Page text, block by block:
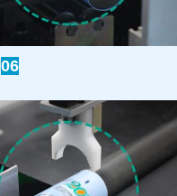
06